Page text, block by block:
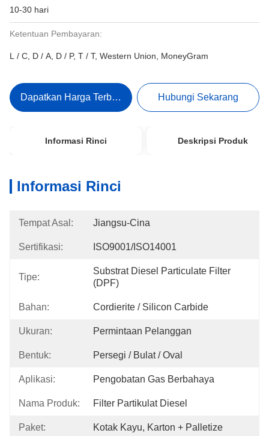
10-30 hari
Ketentuan Pembayaran:
L / C, D / A, D / P, T / T, Western Union, MoneyGram
Dapatkan Harga Terbaik Hubungi Sekarang
Informasi Rinci Deskripsi Produk
Informasi Rinci
Tempat Asal: Jiangsu-Cina
Sertifikasi: ISO9001/ISO14001
Tipe:
Substrat Diesel Particulate Filter
(DPF)
Bahan: Cordierite / Silicon Carbide
Ukuran: Permintaan Pelanggan
Bentuk: Persegi / Bulat / Oval
Aplikasi: Pengobatan Gas Berbahaya
Nama Produk: Filter Partikulat Diesel
Paket: Kotak Kayu, Karton + Palletize